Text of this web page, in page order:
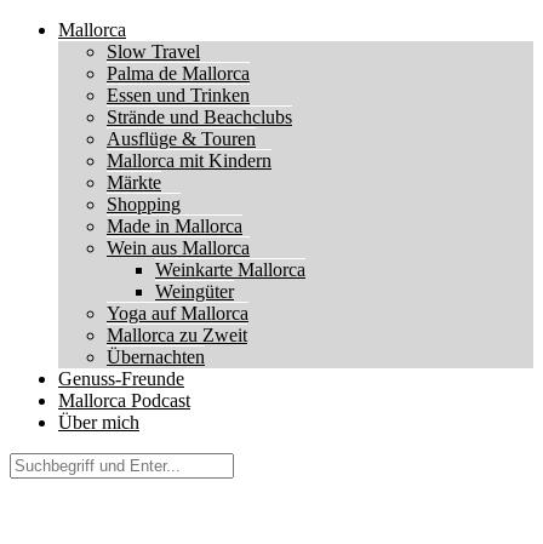
Mallorca
Slow Travel
Palma de Mallorca
Essen und Trinken
Strände und Beachclubs
Ausflüge & Touren
Mallorca mit Kindern
Märkte
Shopping
Made in Mallorca
Wein aus Mallorca
Weinkarte Mallorca
Weingüter
Yoga auf Mallorca
Mallorca zu Zweit
Übernachten
Genuss-Freunde
Mallorca Podcast
Über mich